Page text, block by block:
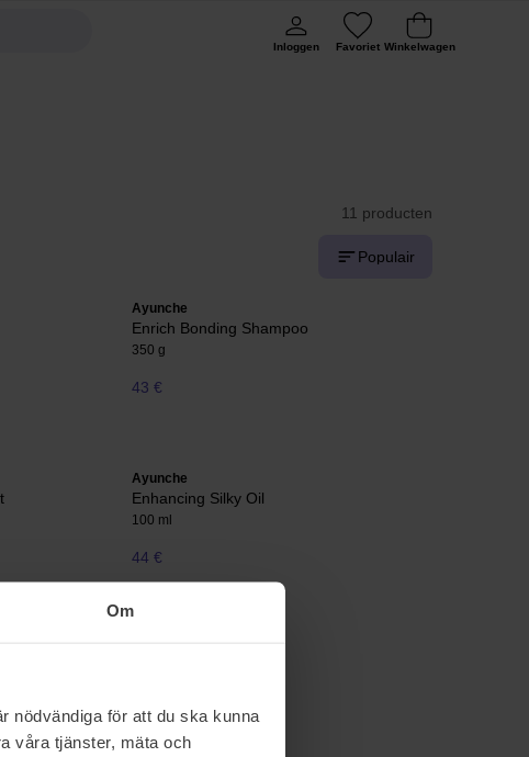
Om
nödvändiga för att du ska kunna
våra tjänster, mäta och
Inloggen Favoriet Winkelwagen
11 producten
Populair
Ayunche
Enrich Bonding Shampoo
350 g
43 €
Ayunche
Enhancing Silky Oil
100 ml
44 €